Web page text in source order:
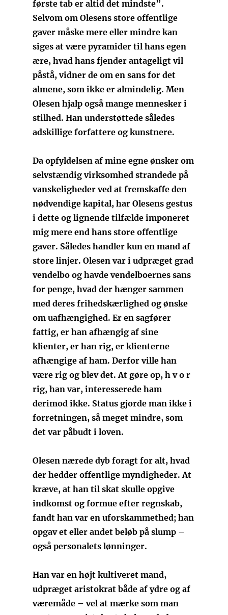
første tab er altid det mindste”.
Selvom om Olesens store offentlige
gaver måske mere eller mindre kan
siges at være pyramider til hans egen
ære, hvad hans fjender antageligt vil
påstå, vidner de om en sans for det
almene, som ikke er almindelig. Men
Olesen hjalp også mange mennesker i
stilhed. Han understøttede således
adskillige forfattere og kunstnere.
Da opfyldelsen af mine egne ønsker om
selvstændig virksomhed strandede på
vanskeligheder ved at fremskaffe den
nødvendige kapital, har Olesens gestus
i dette og lignende tilfælde imponeret
mig mere end hans store offentlige
gaver. Således handler kun en mand af
store linjer. Olesen var i udpræget grad
vendelbo og havde vendelboernes sans
for penge, hvad der hænger sammen
med deres frihedskærlighed og ønske
om uafhængighed. Er en sagfører
fattig, er han afhængig af sine
klienter, er han rig, er klienterne
afhængige af ham. Derfor ville han
være rig og blev det. At gøre op, h v o r
rig, han var, interesserede ham
derimod ikke. Status gjorde man ikke i
forretningen, så meget mindre, som
det var påbudt i loven.
Olesen nærede dyb foragt for alt, hvad
der hedder offentlige myndigheder. At
kræve, at han til skat skulle opgive
indkomst og formue efter regnskab,
fandt han var en uforskammethed; han
opgav et eller andet beløb på slump –
også personalets lønninger.
Han var en højt kultiveret mand,
udpræget aristokrat både af ydre og af
væremåde – vel at mærke som man